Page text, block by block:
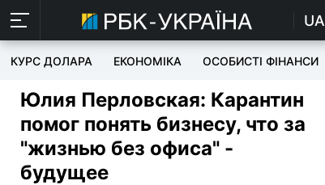
UA
КУРС ДОЛАРА ЕКОНОМІКА ОСОБИСТІ ФІНАНСИ
Юлия Перловская: Карантин
помог понять бизнесу, что за
"жизнью без офиса" -
будущее